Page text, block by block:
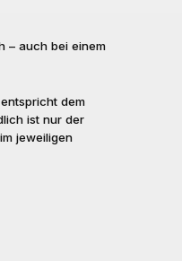
– auch bei einem
dem
ist nur der
jeweiligen